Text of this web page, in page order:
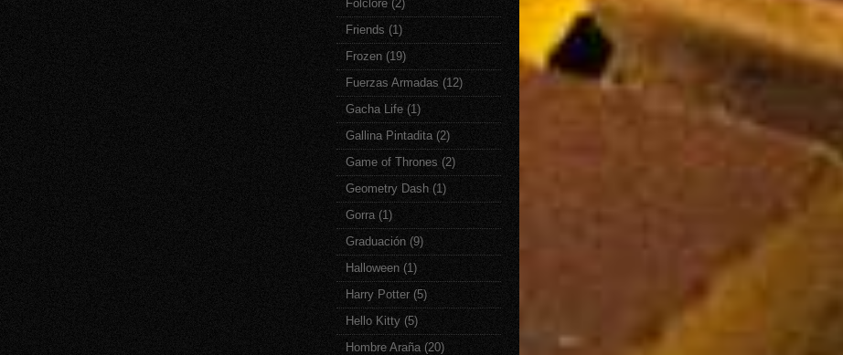
Folclore (2)
Friends (1)
Frozen (19)
Fuerzas Armadas (12)
Gacha Life (1)
Gallina Pintadita (2)
Game of Thrones (2)
Geometry Dash (1)
Gorra (1)
Graduación (9)
Halloween (1)
Harry Potter (5)
Hello Kitty (5)
Hombre Araña (20)